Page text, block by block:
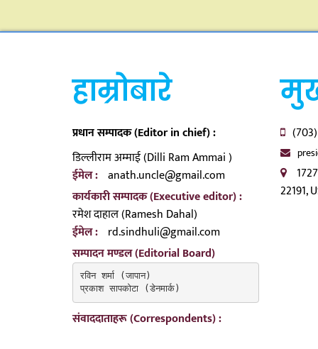
हाम्रोबारे
प्रधान सम्पादक (Editor in chief) :
डिल्लीराम अम्माई (Dilli Ram Ammai )
ईमेल : anath.uncle@gmail.com
कार्यकारी सम्पादक (Executive editor) :
रमेश दाहाल (Ramesh Dahal)
ईमेल : rd.sindhuli@gmail.com
सम्पादन मण्डल (Editorial Board)
रविन शर्मा (जापान)
प्रकाश सापकोटा (डेनमार्क)
संवाददाताहरू (Correspondents) :
22191,